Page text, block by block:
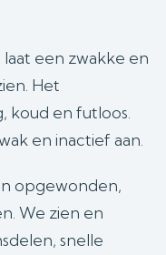
een zwakke en
Het
koud en futloos.
en inactief aan.
opgewonden,
We zien en
snelle